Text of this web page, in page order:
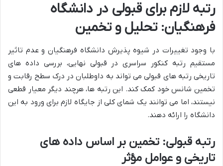
رتبه لازم برای قبولی در دانشگاه
فرهنگیان: تحلیل و تخمین
با وجود تغییرات در شیوه پذیرش دانشگاه فرهنگیان و عدم تاثیر
مستقیم رتبه کنکور سراسری در قبولی نهایی، بررسی داده های
تاریخی رتبه های قبولی می تواند به داوطلبان در درک سطح رقابت و
تخمین شانس خود کمک کند. این رتبه ها، هرچند دیگر معیار قطعی
نیستند، اما می توانند یک شمای کلی از جایگاه لازم برای ورود به این
دانشگاه را ارائه دهند.
رتبه قبولی: تخمین بر اساس داده های
تاریخی و عوامل مؤثر